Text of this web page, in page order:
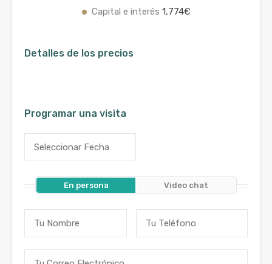
Capital e interés 1,774€
Detalles de los precios
Programar una visita
En persona Video chat